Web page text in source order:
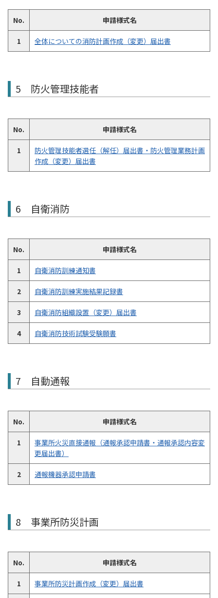
No. 申請様式名
1 全体についての消防計画作成（変更）届出書
5 防火管理技能者
No. 申請様式名
1
防火管理技能者選任（解任）届出書・防火管理業務計画
作成（変更）届出書
6 自衛消防
No. 申請様式名
1 自衛消防訓練通知書
2 自衛消防訓練実施結果記録書
3 自衛消防組織設置（変更）届出書
4 自衛消防技術試験受験願書
7 自動通報
No. 申請様式名
1
事業所火災直接通報（通報承認申請書・通報承認内容変
更届出書）
2 通報機器承認申請書
8 事業所防災計画
No. 申請様式名
1 事業所防災計画作成（変更）届出書